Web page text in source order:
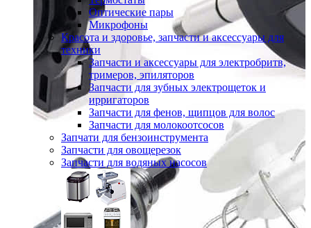
Оптические пары
Микрофоны
Красота и здоровье, запчасти и аксессуары для
техники
Запчасти и аксессуары для электробритв,
тримеров, эпиляторов
Запчасти для зубных электрощеток и
ирригаторов
Запчасти для фенов, щипцов для волос
Запчасти для молокоотсосов
Запчати для бензоинструмента
Запчасти для овощерезок
Запчасти для водяных насосов